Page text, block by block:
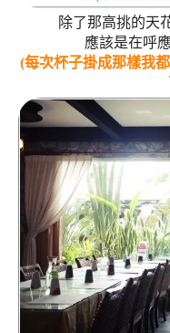
除了那高挑的天
應該是在呼
(每次杯子掛成那樣我